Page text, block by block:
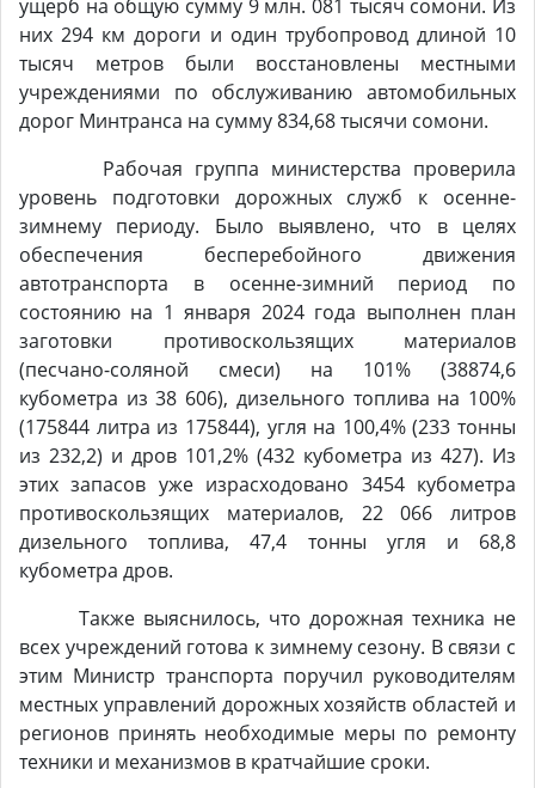
ущерб на общую сумму 9 млн. 081 тысяч сомони. Из
них 294 км дороги и один трубопровод длиной 10
тысяч метров были восстановлены местными
учреждениями по обслуживанию автомобильных
дорог Минтранса на сумму 834,68 тысячи сомони.
Рабочая группа министерства проверила
уровень подготовки дорожных служб к осенне-
зимнему периоду. Было выявлено, что в целях
обеспечения бесперебойного движения
автотранспорта в осенне-зимний период по
состоянию на 1 января 2024 года выполнен план
заготовки противоскользящих материалов
(песчано-соляной смеси) на 101% (38874,6
кубометра из 38 606), дизельного топлива на 100%
(175844 литра из 175844), угля на 100,4% (233 тонны
из 232,2) и дров 101,2% (432 кубометра из 427). Из
этих запасов уже израсходовано 3454 кубометра
противоскользящих материалов, 22 066 литров
дизельного топлива, 47,4 тонны угля и 68,8
кубометра дров.
Также выяснилось, что дорожная техника не
всех учреждений готова к зимнему сезону. В связи с
этим Министр транспорта поручил руководителям
местных управлений дорожных хозяйств областей и
регионов принять необходимые меры по ремонту
техники и механизмов в кратчайшие сроки.